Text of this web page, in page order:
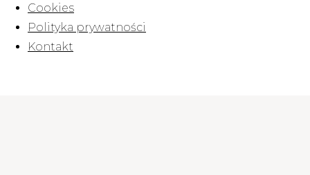
Cookies
Polityka prywatności
Kontakt